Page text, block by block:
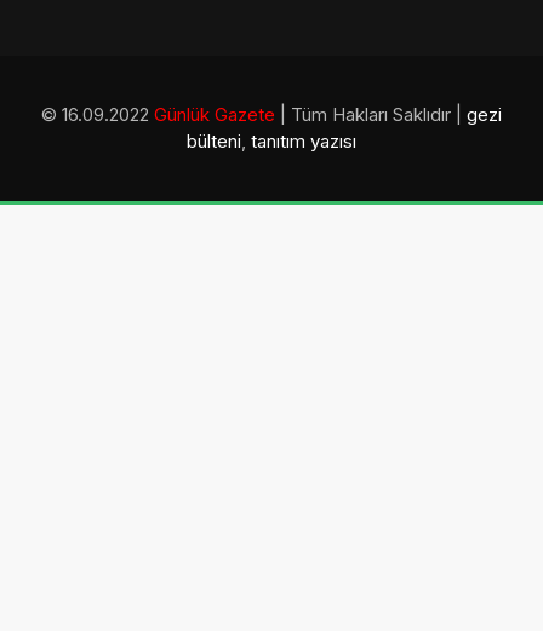
© 16.09.2022 Günlük Gazete | Tüm Hakları Saklıdır | gezi
bülteni, tanıtım yazısı